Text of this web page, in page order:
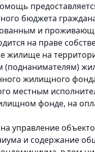
бюджета
и
на праве
жилище на
(поднанимателям)
жилищного
местным
фонде, на
управление
и содержание